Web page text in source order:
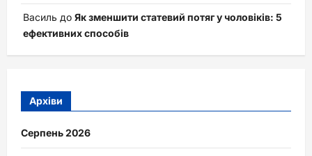
Василь до Як зменшити статевий потяг у чоловіків: 5
ефективних способів
Архіви
Серпень 2026